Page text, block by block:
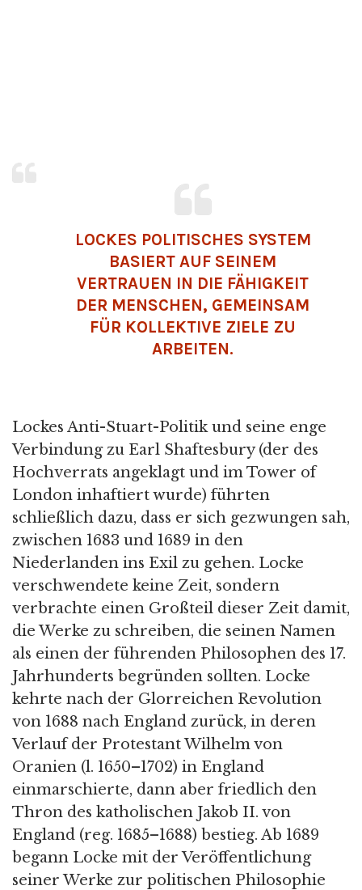
LOCKES POLITISCHES SYSTEM
BASIERT AUF SEINEM
VERTRAUEN IN DIE FÄHIGKEIT
DER MENSCHEN, GEMEINSAM
FÜR KOLLEKTIVE ZIELE ZU
ARBEITEN.
Lockes Anti-Stuart-Politik und seine enge
Verbindung zu Earl Shaftesbury (der des
Hochverrats angeklagt und im Tower of
London inhaftiert wurde) führten
schließlich dazu, dass er sich gezwungen sah,
zwischen 1683 und 1689 in den
Niederlanden ins Exil zu gehen. Locke
verschwendete keine Zeit, sondern
verbrachte einen Großteil dieser Zeit damit,
die Werke zu schreiben, die seinen Namen
als einen der führenden Philosophen des 17.
Jahrhunderts begründen sollten. Locke
kehrte nach der Glorreichen Revolution
von 1688 nach England zurück, in deren
Verlauf der Protestant Wilhelm von
Oranien (l. 1650–1702) in England
einmarschierte, dann aber friedlich den
Thron des katholischen Jakob II. von
England (reg. 1685–1688) bestieg. Ab 1689
begann Locke mit der Veröffentlichung
seiner Werke zur politischen Philosophie